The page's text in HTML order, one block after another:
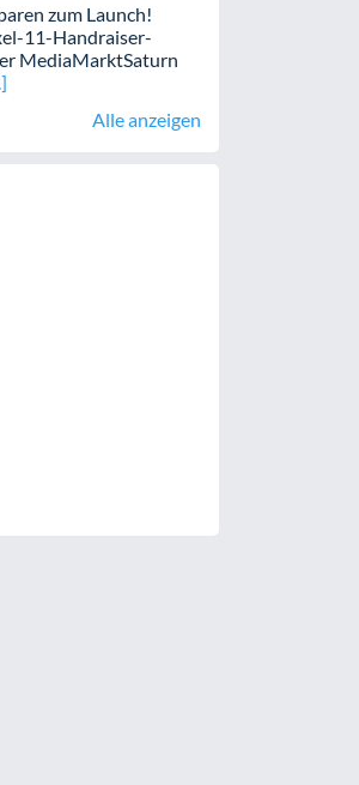
zum Launch!
11-Handraiser-
MediaMarktSaturn
Alle anzeigen